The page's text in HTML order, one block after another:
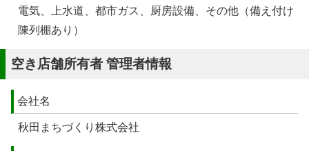
電気、上水道、都市ガス、厨房設備、その他（備え付け
陳列棚あり）
空き店舗所有者 管理者情報
会社名
秋田まちづくり株式会社